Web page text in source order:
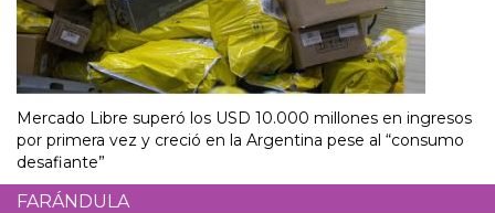
Mercado Libre superó los USD 10.000 millones en ingresos
por primera vez y creció en la Argentina pese al “consumo
desafiante”
FARÁNDULA